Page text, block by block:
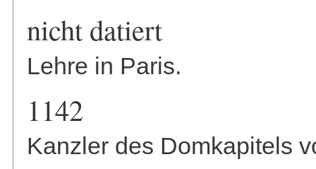
nicht datiert
Lehre in Paris.
1142
Kanzler des Domkapitels